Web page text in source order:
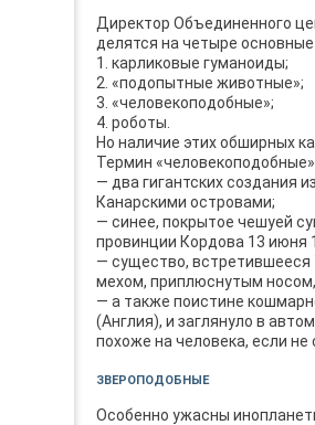
Директор Объединенного
делятся на четыре
1. карликовые гуманоиды;
2. «подопытные животные»;
3. «человекоподобные»;
4. роботы.
Но наличие этих обширных
Термин
— два гигантских создания
Канарскими островами;
— синее, покрытое чешуей
провинции Кордова 13 июня
— существо, встретившееся
мехом, приплюснутым
— а также поистине
(Англия), и заглянуло в
похоже на человека, если не
ЗВЕРОПОДОБНЫЕ
Особенно ужасны